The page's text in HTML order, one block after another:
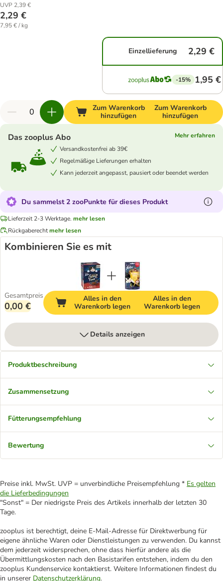
UVP 2,39 €
2,29 €
7,95 € / kg
Einzellieferung 2,29 €
-15% 1,95 €
Zum Warenkorb
hinzufügen
Zum Warenkorb
hinzufügen
Das zooplus Abo
Mehr erfahren
Versandkostenfrei ab 39€
Regelmäßige Lieferungen erhalten
Kann jederzeit angepasst, pausiert oder beendet werden
Du sammelst 2 zooPunkte für dieses Produkt
Lieferzeit 2-3 Werktage. mehr lesen
Rückgaberechtmehr lesen
Kombinieren Sie es mit
Gesamtpreis
0,00 €
Alles in den
Warenkorb legen
Alles in den
Warenkorb legen
Details anzeigen
Produktbeschreibung
Zusammensetzung
Fütterungsempfehlung
Bewertung
Preise inkl. MwSt. UVP = unverbindliche Preisempfehlung * Es gelten
die Lieferbedingungen
"Sonst" = Der niedrigste Preis des Artikels innerhalb der letzten 30
Tage.
zooplus ist berechtigt, deine E-Mail-Adresse für Direktwerbung für
eigene ähnliche Waren oder Dienstleistungen zu verwenden. Du kannst
dem jederzeit widersprechen, ohne dass hierfür andere als die
Übermittlungskosten nach den Basistarifen entstehen, indem du den
zooplus Kundenservice kontaktierst. Weitere Informationen findest du
in unserer Datenschutzerklärung.